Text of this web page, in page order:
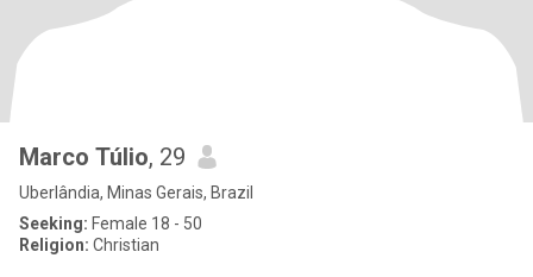
Marco Túlio, 29
Uberlândia, Minas Gerais, Brazil
Seeking: Female 18 - 50
Religion: Christian